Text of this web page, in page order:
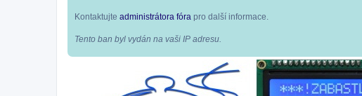
Kontaktujte administrátora fóra pro další informace.
Tento ban byl vydán na vaši IP adresu.